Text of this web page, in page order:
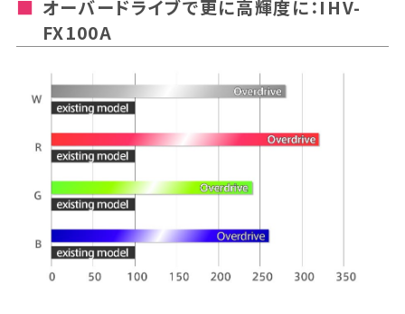
オーバードライブで更に高輝度に：IHV-
FX100A